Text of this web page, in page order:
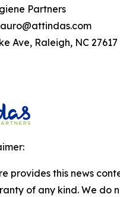
Partners
Ave, Raleigh, NC 27617
provides this news
of any kind. We do